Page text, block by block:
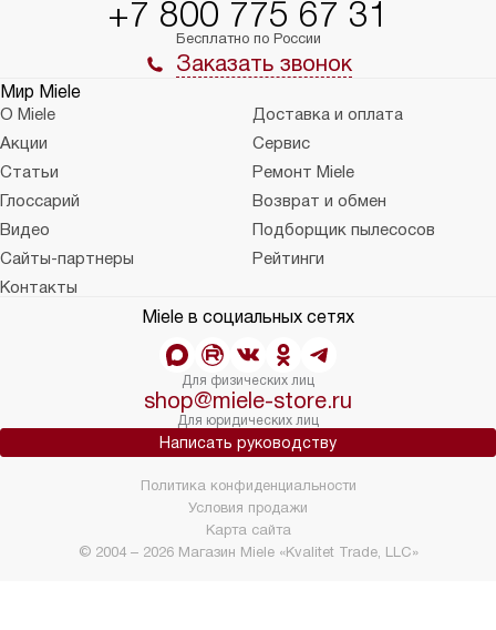
+7 800 775 67 31
Бесплатно по России
Заказать звонок
Мир Miele
О Miele
Доставка и оплата
Акции
Сервис
Статьи
Ремонт Miele
Глоссарий
Возврат и обмен
Видео
Подборщик пылесосов
Сайты-партнеры
Рейтинги
Контакты
Miele в социальных сетях
Для физических лиц
shop@miele-store.ru
Для юридических лиц
Написать руководству
© 2004 – 2026 Магазин Miele «Kvalitet Trade, LLC»
Политика конфиденциальности
Условия продажи
Карта сайта